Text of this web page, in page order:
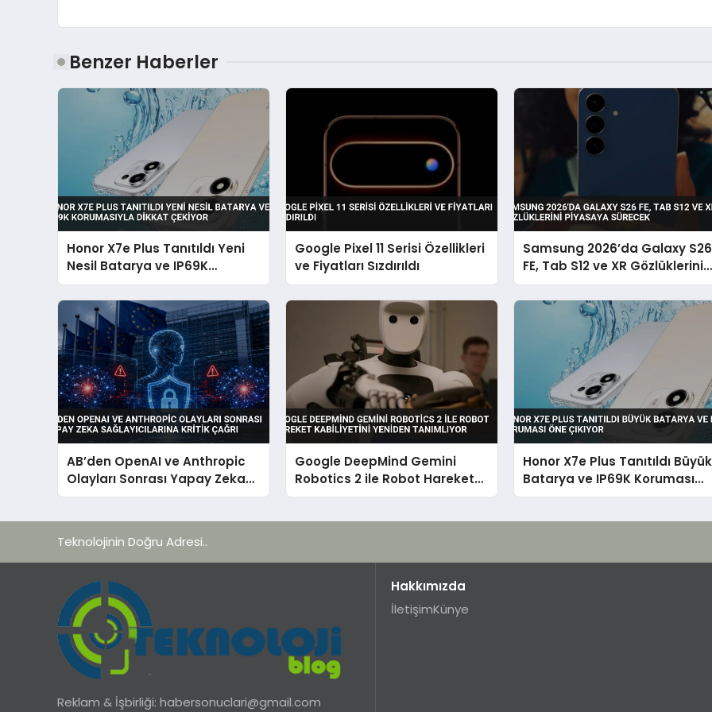
Benzer Haberler
Honor X7e Plus Tanıtıldı Yeni
Nesil Batarya ve IP69K
Korumasıyla Dikkat Çekiyor
Google Pixel 11 Serisi Özellikleri
ve Fiyatları Sızdırıldı
Samsung 2026’da Galaxy S26
FE, Tab S12 ve XR Gözlüklerini
Piyasaya Sürecek
AB’den OpenAI ve Anthropic
Olayları Sonrası Yapay Zeka
Sağlayıcılarına Kritik Çağrı
Google DeepMind Gemini
Robotics 2 ile Robot Hareket
Kabiliyetini Yeniden
Honor X7e Plus Tanıtıldı Büyük
Batarya ve IP69K Koruması
Öne Çıkıyor
Teknolojinin Doğru Adresi..
Reklam & İşbirliği: habersonuclari@gmail.com
Hakkımızda
İletişimKünye